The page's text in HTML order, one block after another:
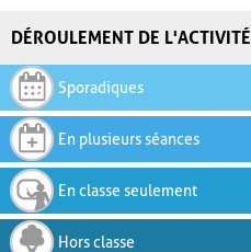
DÉROULEMENT DE L'ACTIVITÉ
Sporadiques
En plusieurs séances
En classe seulement
Hors classe